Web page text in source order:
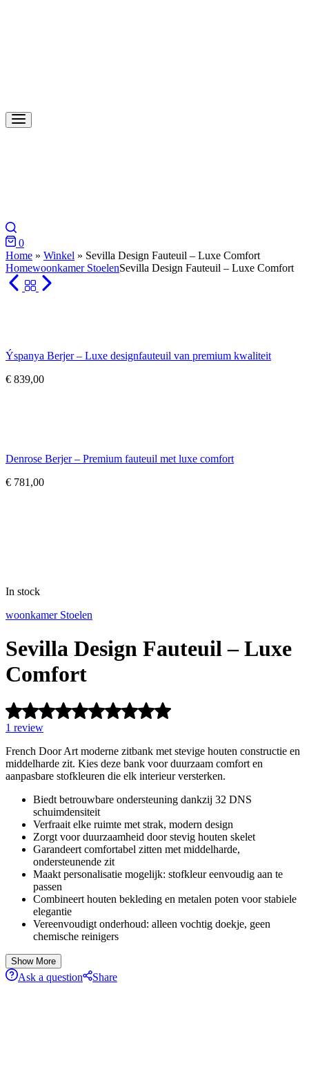
0
Home » Winkel » Sevilla Design Fauteuil – Luxe Comfort
Homewoonkamer StoelenSevilla Design Fauteuil – Luxe Comfort
Ýspanya Berjer – Luxe designfauteuil van premium kwaliteit
€ 839,00
Denrose Berjer – Premium fauteuil met luxe comfort
€ 781,00
In stock
woonkamer Stoelen
Sevilla Design Fauteuil – Luxe
Comfort
1 review
French Door Art moderne zitbank met stevige houten constructie en
middelharde zit. Kies deze bank voor duurzaam comfort en
aanpasbare stofkleuren die elk interieur versterken.
Biedt betrouwbare ondersteuning dankzij 32 DNS
schuimdensiteit
Verfraait elke ruimte met strak, modern design
Zorgt voor duurzaamheid door stevig houten skelet
Garandeert comfortabel zitten met middelharde,
ondersteunende zit
Maakt personalisatie mogelijk: stofkleur eenvoudig aan te
passen
Combineert houten bekleding en metalen poten voor stabiele
elegantie
Vereenvoudigt onderhoud: alleen vochtig doekje, geen
chemische reinigers
Show More
Ask a question Share